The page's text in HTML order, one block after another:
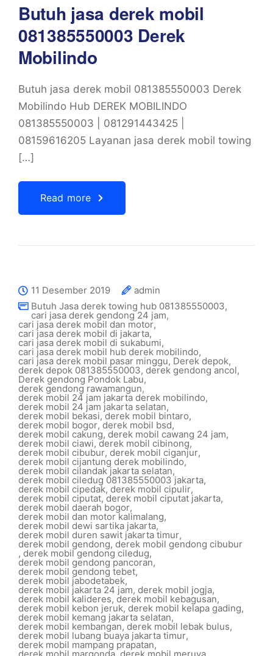
Butuh jasa derek mobil
081385550003 Derek
Mobilindo
Butuh jasa derek mobil 081385550003 Derek
Mobilindo Hub DEREK MOBILINDO
081385550003 | 081291443425 |
08159616205 Layanan jasa derek mobil towing
[…]
Read more
11 Desember 2019
admin
Butuh Jasa derek towing hub 081385550003,
cari jasa derek gendong 24 jam,
cari jasa derek mobil dan motor,
cari jasa derek mobil di jakarta,
cari jasa derek mobil di sukabumi,
cari jasa derek mobil hub derek mobilindo,
cari jasa derek mobil pasar minggu, Derek depok,
derek depok 081385550003, derek gendong ancol,
Derek gendong Pondok Labu,
derek gendong rawamangun,
derek mobil 24 jam jakarta derek mobilindo,
derek mobil 24 jam jakarta selatan,
derek mobil bekasi,derek mobil bintaro,
derek mobil bogor,derek mobil bsd,
derek mobil cakung, derek mobil cawang 24 jam,
derek mobil ciawi, derek mobil cibinong,
derek mobil cibubur, derek mobil ciganjur,
derek mobil cijantung derek mobilindo,
derek mobil cilandak jakarta selatan,
derek mobil ciledug 081385550003 jakarta,
derek mobil cipedak, derek mobil cipulir,
derek mobil ciputat, derek mobil ciputat jakarta,
derek mobil daerah bogor,
derek mobil dan motor kalimalang,
derek mobil dewi sartika jakarta,
derek mobil duren sawit jakarta timur,
derek mobil gendong, derek mobil gendong cibubur
, derek mobil gendong ciledug,
derek mobil gendong pancoran,
derek mobil gendong tebet,
derek mobil jabodetabek,
derek mobil jakarta 24 jam, derek mobil jogja,
derek mobil kalideres, derek mobil kebagusan,
derek mobil kebon jeruk, derek mobil kelapa gading,
derek mobil kemang jakarta selatan,
derek mobil kembangan, derek mobil lebak bulus,
derek mobil lubang buaya jakarta timur,
derek mobil mampang prapatan,